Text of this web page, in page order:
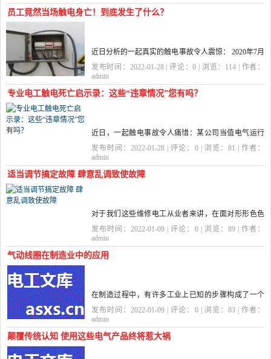
已。“环保执法等...
员工竟然当场触电身亡！到底发生了什么？
近日分析的一起真实的触电事故令人震惊： 2020年7月
28日14时35分左右，江苏某合成材料公司车间发生一
起触电事故，造成1人死亡，直接经济损失约130万
元。 事故发生...
发布时间：2022-01-28 | 评论：0 | 浏览： 114 | 作者：
admin
专业电工触电死亡启示录：这些“违章情况”您有吗？
近日，一起触电事故令人痛惜：某公司当值电气运行
人员在进行发电机并网前检查过程中，发生一起人身
触电事故，造成1人死亡。 每起事故的背后，总有“触
目惊心的违章”作...
发布时间：2022-01-28 | 评论： 0| 浏览： 81 | 作者：
admin
适当调节搞定故障 肆意乱调致使故障
对于我们这些维修电工从业者来讲，在面对形形色色
的电气故障时，除了要拥有扎实的技术知识储备外，
实际检修过程中还要严格恪守一条铁的定律——适当
调节某些元器件是可...
发布时间：2022-01-09 | 评论： 0| 浏览： 89| 作者：
admin
气动线圈在制造业中的应用
在制造过程中，有许多工业上已知的步骤构成了一个
工序。举例来说，有冲压工艺、挤压、热处理、切
割、压铸、压花等。类似的步骤还有很多。这样的过
程都需要某种形式的能量...
发布时间：2022-01-09 | 评论： 0| 浏览： 83| 作者：
admin
颠覆传统认知 使用这些电气产品终将惹大祸